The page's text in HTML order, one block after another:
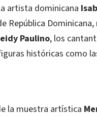
artista dominicana
República
Paulino, los
históricas como
la muestra artística